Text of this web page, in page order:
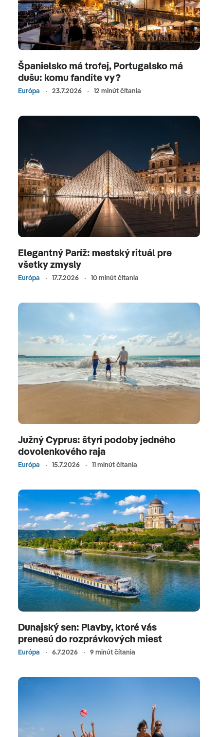
Španielsko má trofej, Portugalsko má
dušu: komu fandíte vy?
Európa 23.7.2026 12 minút čítania
Elegantný Paríž: mestský rituál pre
všetky zmysly
Európa 17.7.2026 10 minút čítania
Južný Cyprus: štyri podoby jedného
dovolenkového raja
Európa 15.7.2026 11 minút čítania
Dunajský sen: Plavby, ktoré vás
prenesú do rozprávkových miest
Európa 6.7.2026 9 minút čítania